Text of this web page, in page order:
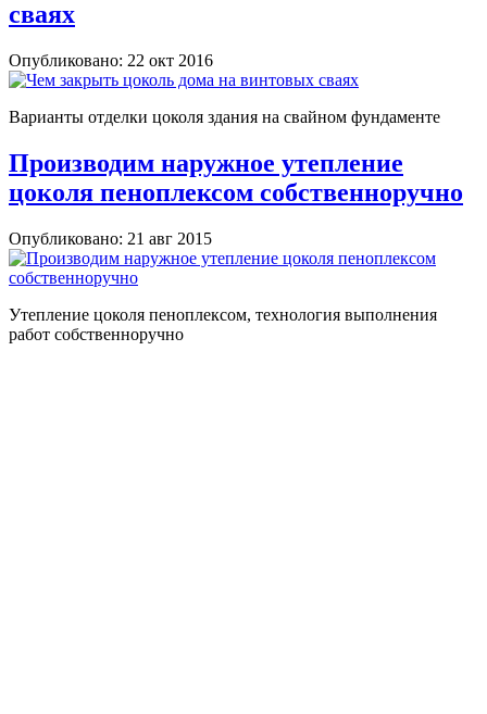
сваях
Опубликовано: 22 окт 2016
Варианты отделки цоколя здания на свайном фундаменте
Производим наружное утепление
цоколя пеноплексом собственноручно
Опубликовано: 21 авг 2015
Утепление цоколя пеноплексом, технология выполнения
работ собственноручно